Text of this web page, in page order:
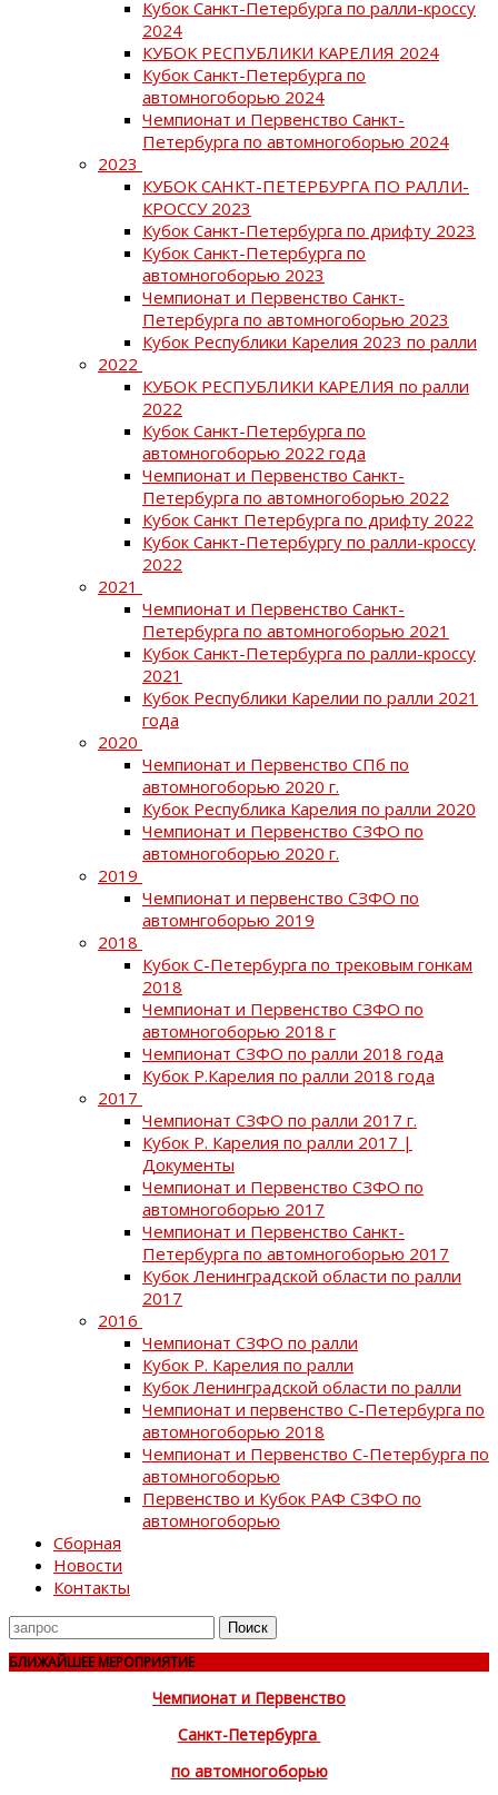
Кубок Санкт-Петербурга по ралли-кроссу
2024
КУБОК РЕСПУБЛИКИ КАРЕЛИЯ 2024
Кубок Санкт-Петербурга по
автомногоборью 2024
Чемпионат и Первенство Санкт-
Петербурга по автомногоборью 2024
2023
КУБОК САНКТ-ПЕТЕРБУРГА ПО РАЛЛИ-
КРОССУ 2023
Кубок Санкт-Петербурга по дрифту 2023
Кубок Санкт-Петербурга по
автомногоборью 2023
Чемпионат и Первенство Санкт-
Петербурга по автомногоборью 2023
Кубок Республики Карелия 2023 по ралли
2022
КУБОК РЕСПУБЛИКИ КАРЕЛИЯ по ралли
2022
Кубок Санкт-Петербурга по
автомногоборью 2022 года
Чемпионат и Первенство Санкт-
Петербурга по автомногоборью 2022
Кубок Санкт Петербурга по дрифту 2022
Кубок Санкт-Петербургу по ралли-кроссу
2022
2021
Чемпионат и Первенство Санкт-
Петербурга по автомногоборью 2021
Кубок Санкт-Петербурга по ралли-кроссу
2021
Кубок Республики Карелии по ралли 2021
года
2020
Чемпионат и Первенство СПб по
автомногоборью 2020 г.
Кубок Республика Карелия по ралли 2020
Чемпионат и Первенство СЗФО по
автомногоборью 2020 г.
2019
Чемпионат и первенство СЗФО по
автомнгоборью 2019
2018
Кубок С-Петербурга по трековым гонкам
2018
Чемпионат и Первенство СЗФО по
автомногоборью 2018 г
Чемпионат СЗФО по ралли 2018 года
Кубок Р.Карелия по ралли 2018 года
2017
Чемпионат СЗФО по ралли 2017 г.
Кубок Р. Карелия по ралли 2017 |
Документы
Чемпионат и Первенство СЗФО по
автомногоборью 2017
Чемпионат и Первенство Санкт-
Петербурга по автомногоборью 2017
Кубок Ленинградской области по ралли
2017
2016
Чемпионат СЗФО по ралли
Кубок Р. Карелия по ралли
Кубок Ленинградской области по ралли
Чемпионат и первенство С-Петербурга по
автомногоборью 2018
Чемпионат и Первенство С-Петербурга по
автомногоборью
Первенство и Кубок РАФ СЗФО по
автомногоборью
Сборная
Новости
Контакты
Поиск
для
БЛИЖАЙШЕЕ МЕРОПРИЯТИЕ
Чемпионат и Первенство
Санкт-Петербурга
по автомногоборью